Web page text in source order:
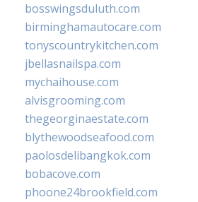
bosswingsduluth.com
birminghamautocare.com
tonyscountrykitchen.com
jbellasnailspa.com
mychaihouse.com
alvisgrooming.com
thegeorginaestate.com
blythewoodseafood.com
paolosdelibangkok.com
bobacove.com
phoone24brookfield.com